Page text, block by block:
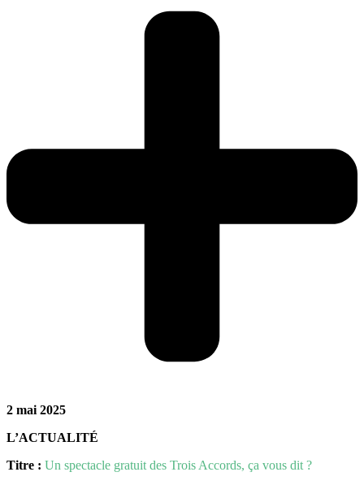
2 mai 2025
L’ACTUALITÉ
Titre : Un spectacle gratuit des Trois Accords, ça vous dit ?